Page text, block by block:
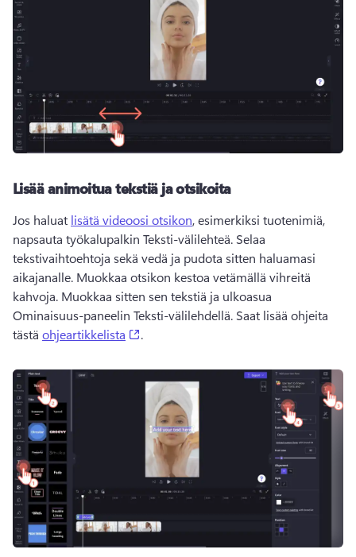
Lisää animoitua tekstiä ja otsikoita
Jos haluat lisätä videoosi otsikon, esimerkiksi tuotenimiä,
napsauta työkalupalkin Teksti-välilehteä. Selaa
tekstivaihtoehtoja sekä vedä ja pudota sitten haluamasi
aikajanalle. Muokkaa otsikon kestoa vetämällä vihreitä
Ominaisuus-paneelin Teksti-välilehdellä. Saat lisää ohjeita
tästä ohjeartikkelista .